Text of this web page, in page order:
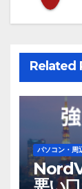
ョ
ン
Related
パソコン・周
NordVPN 評判、